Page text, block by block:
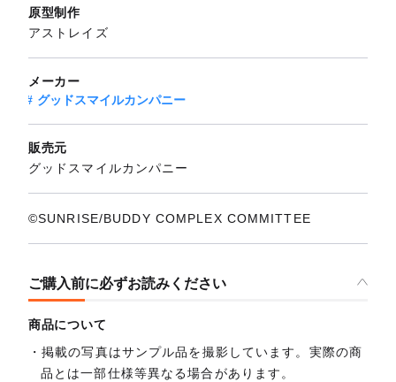
原型制作
アストレイズ
メーカー
グッドスマイルカンパニー
販売元
グッドスマイルカンパニー
©SUNRISE/BUDDY COMPLEX COMMITTEE
ご購入前に必ずお読みください
商品について
掲載の写真はサンプル品を撮影しています。実際の商
品とは一部仕様等異なる場合があります。